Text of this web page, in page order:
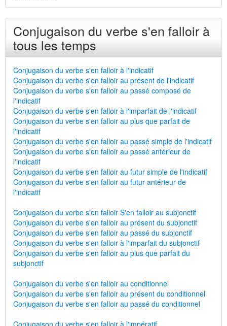
Conjugaison du verbe s'en falloir à
tous les temps
Conjugaison du verbe s'en falloir à l'indicatif
Conjugaison du verbe s'en falloir au présent de l'indicatif
Conjugaison du verbe s'en falloir au passé composé de
l'indicatif
Conjugaison du verbe s'en falloir à l'imparfait de l'indicatif
Conjugaison du verbe s'en falloir au plus que parfait de
l'indicatif
Conjugaison du verbe s'en falloir au passé simple de l'indicatif
Conjugaison du verbe s'en falloir au passé antérieur de
l'indicatif
Conjugaison du verbe s'en falloir au futur simple de l'indicatif
Conjugaison du verbe s'en falloir au futur antérieur de
l'indicatif
Conjugaison du verbe s'en falloir S'en falloir au subjonctif
Conjugaison du verbe s'en falloir au présent du subjonctif
Conjugaison du verbe s'en falloir au passé du subjonctif
Conjugaison du verbe s'en falloir à l'imparfait du subjonctif
Conjugaison du verbe s'en falloir au plus que parfait du
subjonctif
Conjugaison du verbe s'en falloir au conditionnel
Conjugaison du verbe s'en falloir au présent du conditionnel
Conjugaison du verbe s'en falloir au passé du conditionnel
Conjugaison du verbe s'en falloir à l'impératif